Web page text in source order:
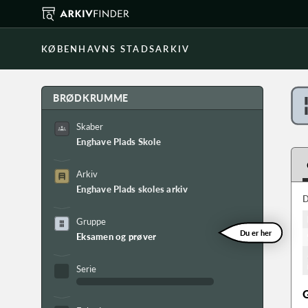
KØBENHAVNS STADSARKIV
BRØDKRUMME
Skaber
Enghave Plads Skole
Arkiv
Enghave Plads skoles arkiv
Gruppe
Eksamen og prøver
Du er her
Serie